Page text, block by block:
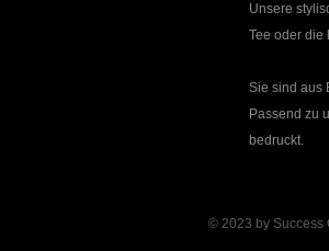
Unsere
Tee oder die
Sie sind aus
Passend zu
bedruckt.
© 2023 by Success